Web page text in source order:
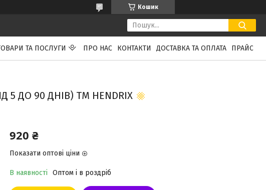
Кошик
ТА ПОСЛУГИ ПРО НАС КОНТАКТИ ДОСТАВКА ТА ОПЛАТА ПРАЙС
5 ДО 90 ДНІВ) ТМ HENDRIX
920 ₴
Показати оптові ціни
В наявності Оптом і в роздріб